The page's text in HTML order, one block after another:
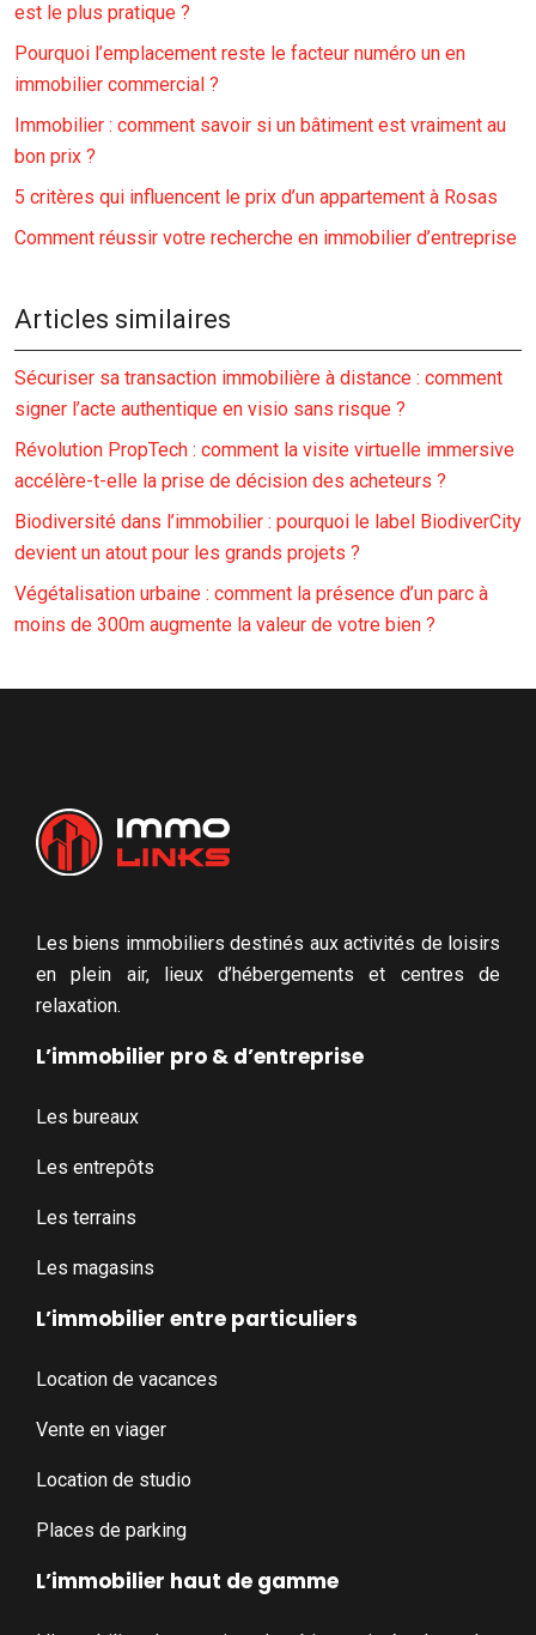
est le plus pratique ?
Pourquoi l’emplacement reste le facteur numéro un en
immobilier commercial ?
Immobilier : comment savoir si un bâtiment est vraiment au
bon prix ?
5 critères qui influencent le prix d’un appartement à Rosas
Comment réussir votre recherche en immobilier d’entreprise
Articles similaires
Sécuriser sa transaction immobilière à distance : comment
signer l’acte authentique en visio sans risque ?
Révolution PropTech : comment la visite virtuelle immersive
accélère-t-elle la prise de décision des acheteurs ?
Biodiversité dans l’immobilier : pourquoi le label BiodiverCity
devient un atout pour les grands projets ?
Végétalisation urbaine : comment la présence d’un parc à
moins de 300m augmente la valeur de votre bien ?
Les biens immobiliers destinés aux activités de loisirs
en plein air, lieux d’hébergements et centres de
relaxation.
L’immobilier pro & d’entreprise
Les bureaux
Les entrepôts
Les terrains
Les magasins
L’immobilier entre particuliers
Location de vacances
Vente en viager
Location de studio
Places de parking
L’immobilier haut de gamme